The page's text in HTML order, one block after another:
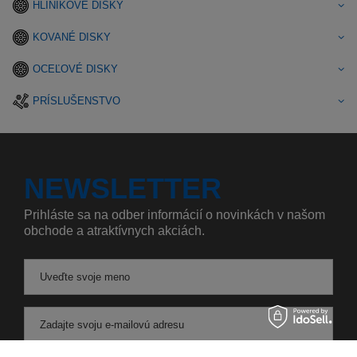
HLINÍKOVÉ DISKY
KOVANÉ DISKY
OCEĽOVÉ DISKY
PRÍSLUŠENSTVO
NEWSLETTER
Prihláste sa na odber informácií o novinkách v našom
obchode a atraktívnych akciách.
Uveďte svoje meno
Zadajte svoju e-mailovú adresu